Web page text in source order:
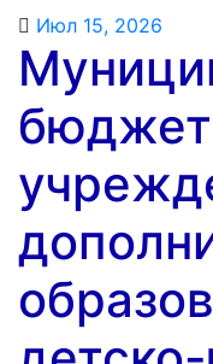
Июл 15, 2026